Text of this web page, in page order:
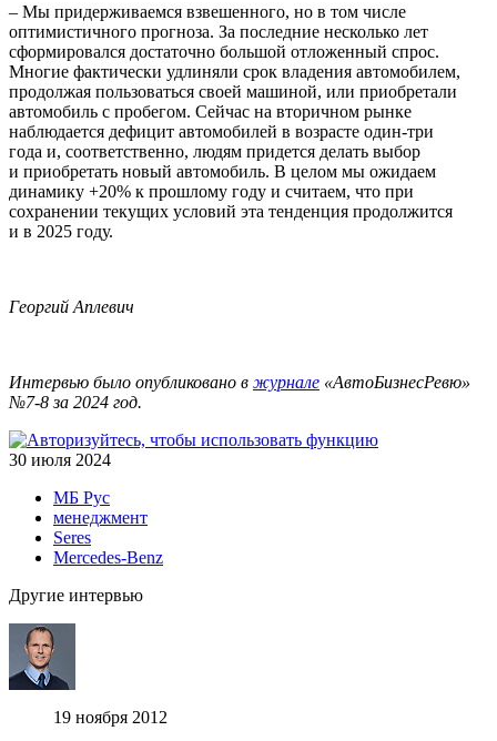
– Мы придерживаемся взвешенного, но в том числе
оптимистичного прогноза. За последние несколько лет
сформировался достаточно большой отложенный спрос.
Многие фактически удлиняли срок владения автомобилем,
продолжая пользоваться своей машиной, или приобретали
автомобиль с пробегом. Сейчас на вторичном рынке
наблюдается дефицит автомобилей в возрасте один-три
года и, соответственно, людям придется делать выбор
и приобретать новый автомобиль. В целом мы ожидаем
динамику +20% к прошлому году и считаем, что при
сохранении текущих условий эта тенденция продолжится
и в 2025 году.
Георгий Аплевич
Интервью было опубликовано в журнале «АвтоБизнесРевю»
№7-8 за 2024 год.
30 июля 2024
МБ Рус
менеджмент
Seres
Mercedes-Benz
Другие интервью
19 ноября 2012